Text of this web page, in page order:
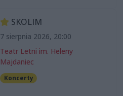
SKOLIM
7 sierpnia 2026, 20:00
Teatr Letni im. Heleny
Majdaniec
Koncerty